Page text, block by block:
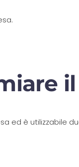
il
ed è utilizzabile